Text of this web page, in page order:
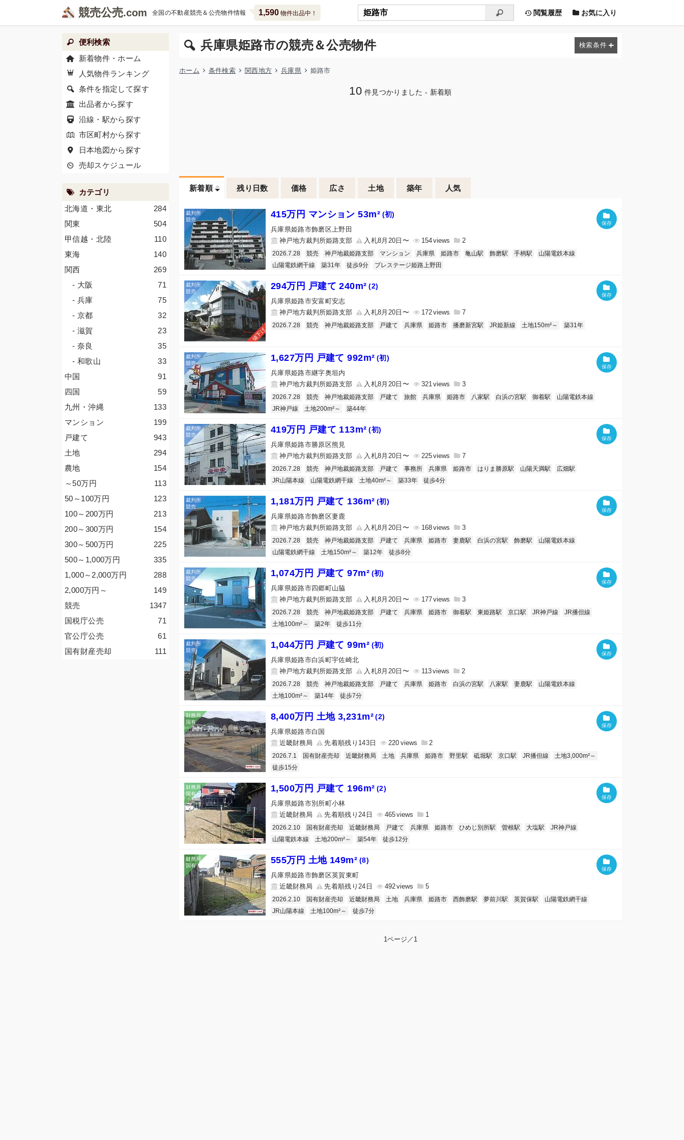
競売公売 全国の不動産競売＆公売物件情報 1,590物件出品中！ 閲覧履歴 お気に入り
兵庫県姫路市の競売＆公売物件
ホーム 条件検索 関西地方 兵庫県 姫路市
10 件見つかりました - 新着順
新着順 残り日数 価格 広さ 土地 築年 人気
415万円 マンション 53m² (初)
兵庫県姫路市飾磨区上野田
神戸地方裁判所姫路支部
入札8月20日〜 154 2
2026.7.28 競売 神戸地裁姫路支部 マンション 兵庫県 姫路市 亀山駅 飾磨駅 手柄駅
山陽電鉄本線
山陽電鉄網干線
築31年 徒歩9分 プレステージ姫路上野田
値下げ
294万円 戸建て 240m² (2)
兵庫県姫路市安富町安志
神戸地方裁判所姫路支部
入札8月20日〜 172 7
2026.7.28 競売 神戸地裁姫路支部 戸建て 兵庫県 姫路市 播磨新宮駅 JR姫新線 土地150m²～ 築31年
1,627万円 戸建て 992m² (初)
兵庫県姫路市継字奥垣内
神戸地方裁判所姫路支部
入札8月20日〜 321 3
2026.7.28 競売 神戸地裁姫路支部 戸建て 旅館 兵庫県 姫路市 八家駅 白浜の宮駅 御着駅
山陽電鉄本線
JR神戸線
土地200m²～ 築44年
419万円 戸建て 113m² (初)
兵庫県姫路市勝原区熊見
神戸地方裁判所姫路支部
入札8月20日〜 225 7
2026.7.28 競売 神戸地裁姫路支部 戸建て 事務所 兵庫県 姫路市 はりま勝原駅 山陽天満駅
広畑駅
JR山陽本線
山陽電鉄網干線 土地40m²～ 築33年 徒歩4分
1,181万円 戸建て 136m² (初)
兵庫県姫路市飾磨区妻鹿
神戸地方裁判所姫路支部
入札8月20日〜 168 3
2026.7.28 競売 神戸地裁姫路支部 戸建て 兵庫県 姫路市 妻鹿駅 白浜の宮駅 飾磨駅
山陽電鉄本線
山陽電鉄網干線
土地150m²～ 築12年 徒歩8分
1,074万円 戸建て 97m² (初)
兵庫県姫路市四郷町山脇
神戸地方裁判所姫路支部
入札8月20日〜 177 3
2026.7.28 競売 神戸地裁姫路支部 戸建て 兵庫県 姫路市 御着駅 東姫路駅 京口駅 JR神戸線
JR播但線
土地100m²～
築2年 徒歩11分
1,044万円 戸建て 99m² (初)
兵庫県姫路市白浜町宇佐崎北
神戸地方裁判所姫路支部
入札8月20日〜 113 2
2026.7.28 競売 神戸地裁姫路支部 戸建て 兵庫県 姫路市 白浜の宮駅 八家駅 妻鹿駅
山陽電鉄本線
土地100m²～
築14年 徒歩7分
8,400万円 土地 3,231m² (2)
兵庫県姫路市白国
近畿財務局
先着順残り143日 220 2
2026.7.1 国有財産売却 近畿財務局 土地 兵庫県 姫路市 野里駅 砥堀駅 京口駅 JR播但線
土地3,000m²～
徒歩15分
1,500万円 戸建て 196m² (2)
兵庫県姫路市別所町小林
近畿財務局
先着順残り24日 465 1
2026.2.10 国有財産売却 近畿財務局 戸建て 兵庫県 姫路市 ひめじ別所駅 曽根駅 大塩駅
JR神戸線
山陽電鉄本線
土地200m²～ 築54年 徒歩12分
555万円 土地 149m² (8)
兵庫県姫路市飾磨区英賀東町
近畿財務局
先着順残り24日 492 5
2026.2.10 国有財産売却 近畿財務局 土地 兵庫県 姫路市 西飾磨駅 夢前川駅 英賀保駅
山陽電鉄網干線
JR山陽本線
土地100m²～ 徒歩7分
1ページ／1
便利検索
新着物件・ホーム
人気物件ランキング
条件を指定して探す
出品者から探す
沿線・駅から探す
市区町村から探す
日本地図から探す
売却スケジュール
カテゴリ
284
北海道・東北
504
関東
110
甲信越・北陸
140
東海
269
関西
71
- 大阪
75
- 兵庫
32
- 京都
23
- 滋賀
35
- 奈良
33
- 和歌山
91
中国
59
四国
133
九州・沖縄
199
マンション
943
戸建て
294
土地
154
農地
113
～50万円
123
50～100万円
213
100～200万円
154
200～300万円
225
300～500万円
335
500～1,000万円
288
1,000～2,000万円
149
2,000万円 ～
1347
競売
71
国税庁公売
61
官公庁公売
111
国有財産売却